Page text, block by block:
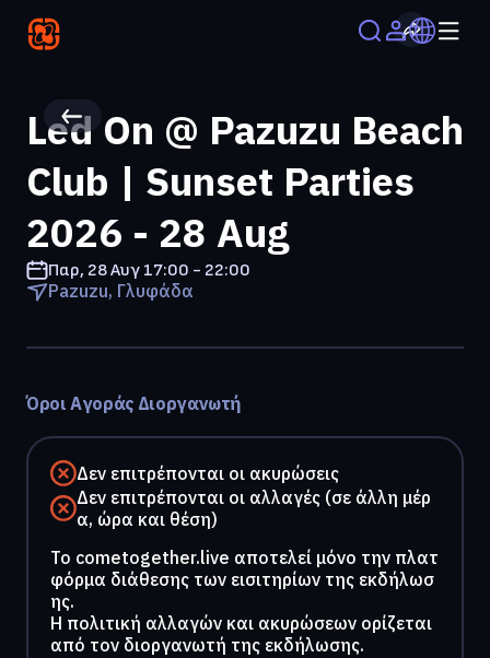
Led On @ Pazuzu Beach
Club | Sunset Parties
2026 - 28 Aug
Παρ, 28 Αυγ17:00 - 22:00
Pazuzu, Γλυφάδα
Όροι Αγοράς Διοργανωτή
Δεν επιτρέπονται οι ακυρώσεις
Δεν επιτρέπονται οι αλλαγές (σε άλλη μέρ
α, ώρα και θέση)
To cometogether.live αποτελεί μόνο την πλατ
φόρμα διάθεσης των εισιτηρίων της εκδήλωσ
ης.
Η πολιτική αλλαγών και ακυρώσεων ορίζεται
από τον διοργανωτή της εκδήλωσης.